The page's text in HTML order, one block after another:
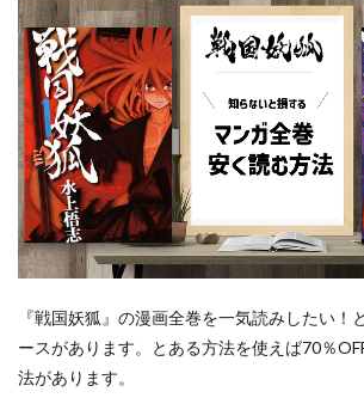
『戦国妖狐』の漫画全巻を一気読みしたい！
ースがあります。とある方法を使えば70％
法があります。